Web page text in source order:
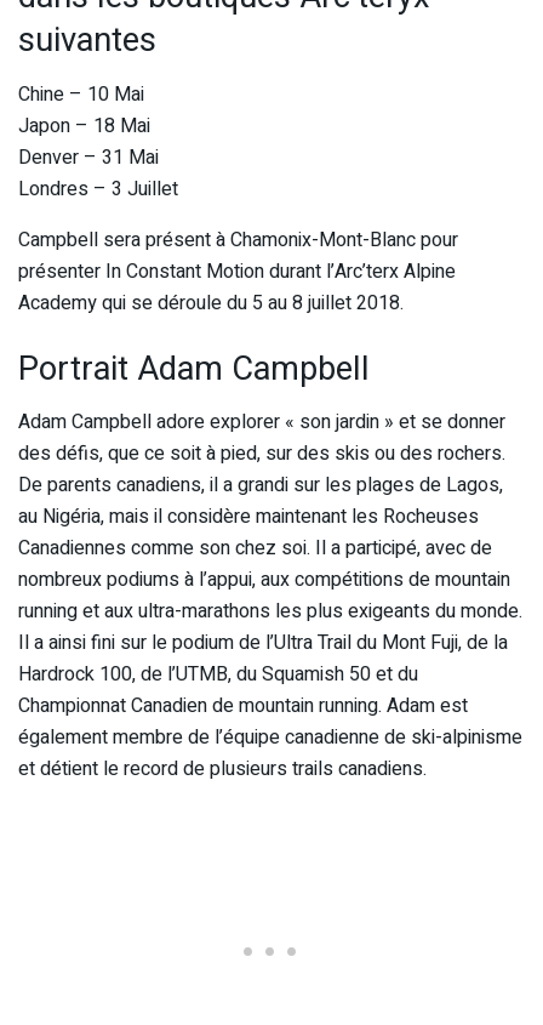
suivantes
Chine – 10 Mai
Japon – 18 Mai
Denver – 31 Mai
Londres – 3 Juillet
Campbell sera présent à Chamonix-Mont-Blanc pour
présenter In Constant Motion durant l’Arc’terx Alpine
Academy qui se déroule du 5 au 8 juillet 2018.
Portrait Adam Campbell
Adam Campbell adore explorer « son jardin » et se donner
des défis, que ce soit à pied, sur des skis ou des rochers.
De parents canadiens, il a grandi sur les plages de Lagos,
au Nigéria, mais il considère maintenant les Rocheuses
Canadiennes comme son chez soi. Il a participé, avec de
nombreux podiums à l’appui, aux compétitions de mountain
running et aux ultra-marathons les plus exigeants du monde.
Il a ainsi fini sur le podium de l’Ultra Trail du Mont Fuji, de la
Hardrock 100, de l’UTMB, du Squamish 50 et du
Championnat Canadien de mountain running. Adam est
également membre de l’équipe canadienne de ski-alpinisme
et détient le record de plusieurs trails canadiens.